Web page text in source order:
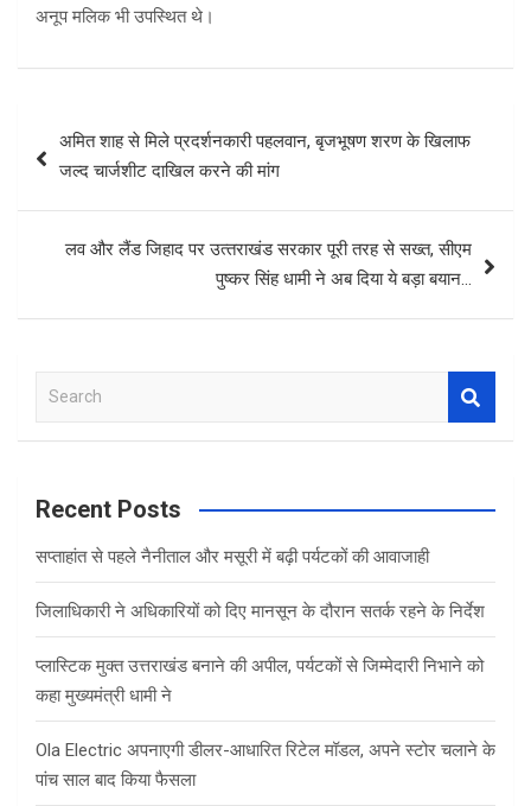
अनूप मलिक भी उपस्थित थे।
navigation
अमित शाह से मिले प्रदर्शनकारी पहलवान, बृजभूषण शरण के खिलाफ
जल्द चार्जशीट दाखिल करने की मांग
लव और लैंड जिहाद पर उत्‍तराखंड सरकार पूरी तरह से सख्त, सीएम
पुष्‍कर सिंह धामी ने अब दिया ये बड़ा बयान…
a
c
Recent Posts
सप्ताहांत से पहले नैनीताल और मसूरी में बढ़ी पर्यटकों की आवाजाही
जिलाधिकारी ने अधिकारियों को दिए मानसून के दौरान सतर्क रहने के निर्देश
प्लास्टिक मुक्त उत्तराखंड बनाने की अपील, पर्यटकों से जिम्मेदारी निभाने को
कहा मुख्यमंत्री धामी ने
Ola Electric अपनाएगी डीलर-आधारित रिटेल मॉडल, अपने स्टोर चलाने के
पांच साल बाद किया फैसला